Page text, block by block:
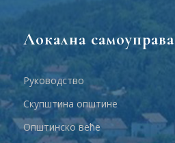
Локална самоуправа
Руководство
Скупштина општине
Општинско веће